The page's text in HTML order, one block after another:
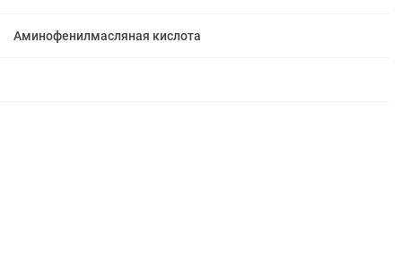
Аминофенилмасляная кислота